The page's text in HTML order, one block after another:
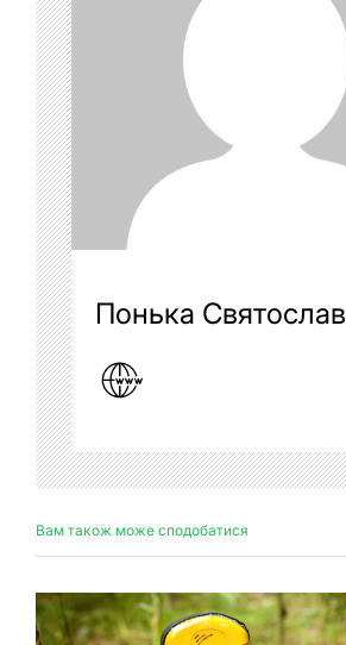
Понька Святослав
Вам також може сподобатися